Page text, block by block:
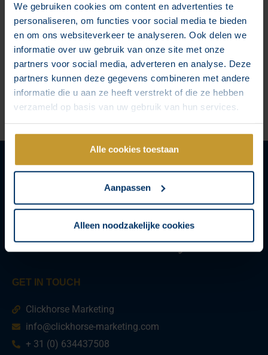
We gebruiken cookies om content en advertenties te
personaliseren, om functies voor social media te bieden
en om ons websiteverkeer te analyseren. Ook delen we
informatie over uw gebruik van onze site met onze
partners voor social media, adverteren en analyse. Deze
partners kunnen deze gegevens combineren met andere
informatie die u aan ze heeft verstrekt of die ze hebben
verzameld op basis van uw gebruik van hun services.
Alle cookies toestaan
Aanpassen
Alleen noodzakelijke cookies
onze meest impactvolle en inspirerende
samenwerkingen.
No data was found
Nog meer tonen
GET IN TOUCH
Clickhorse Marketing
info@clickhorse-marketing.com
+ 31 (0) 634437508